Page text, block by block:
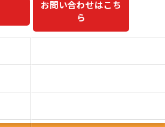
お問い合わせはこち
ら